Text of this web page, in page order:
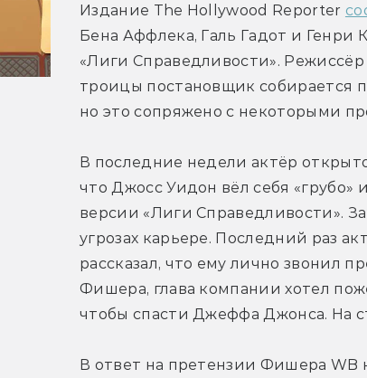
Издание The Hollywood Reporter
Бена Аффлека, Галь Гадот и Генри
«Лиги Справедливости».
троицы постановщик собирается
но это сопряжено с некоторыми
В последние недели актёр
что Джосс Уидон вёл себя «грубо»
версии «Лиги Справедливости».
угрозах карьере. Последний раз
рассказал, что ему лично звонил
Фишера, глава компании хотел
чтобы спасти Джеффа Джонса. На
В ответ на претензии Фишера WB